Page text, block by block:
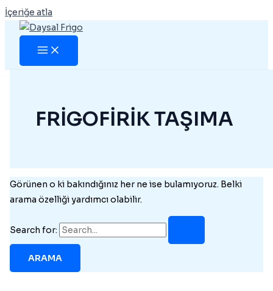
İçeriğe atla
FRİGOFİRİK TAŞIMA
Görünen o ki bakındığınız her ne ise bulamıyoruz. Belki
arama özelliği yardımcı olabilir.
Search for: